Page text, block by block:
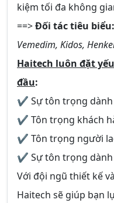
kiệm tối đa không
==>Đối tác tiêu biểu:
Vemedim, Kidos,
Haitech luôn đặt
đầu:
✔ Sự tôn trọng dành
✔ Tôn trọng khách
✔ Tôn trọng người
✔ Sự tôn trọng dành
Với đội ngũ thiết kế
Haitech sẽ giúp bạn